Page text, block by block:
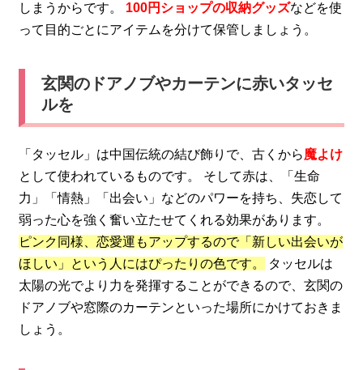
しまうからです。 100円ショップの収納グッズなどを使
って目的ごとにアイテムを分けて保管しましょう。
玄関のドアノブやカーテンに赤いタッセ
ルを
「タッセル」は中国伝統の結び飾りで、古くから魔よけ
として使われているものです。 そして赤は、「生命
力」「情熱」「出会い」などのパワーを持ち、失恋して
弱った心を強く奮い立たせてくれる効果があります。
ピンク同様、恋愛運もアップするので「新しい出会いが
ほしい」という人にはぴったりの色です。
タッセルは
太陽の光でより力を発揮することができるので、玄関の
ドアノブや窓際のカーテンといった場所にかけておきま
しょう。